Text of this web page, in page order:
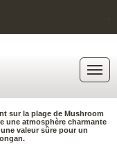
sur la plage de Mushroom
une atmosphère charmante
valeur sûre pour un